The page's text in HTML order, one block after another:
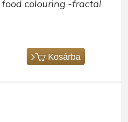
colouring -fractal
Kosárba